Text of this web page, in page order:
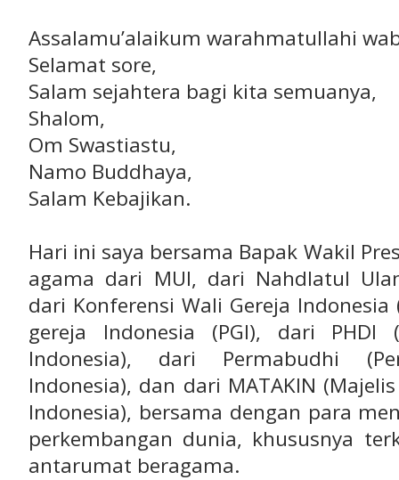
Assalamu’alaikum warahmatullahi
Selamat sore,
Salam sejahtera bagi kita semuanya,
Shalom,
Om Swastiastu,
Namo Buddhaya,
Salam Kebajikan.
Hari ini saya bersama Bapak Wakil
agama dari MUI, dari Nahdlatul
dari Konferensi Wali Gereja Indonesia
gereja Indonesia (PGI), dari PHDI
Indonesia), dari Permabudhi
Indonesia), dan dari MATAKIN
Indonesia), bersama dengan para
perkembangan dunia, khususnya
antarumat beragama.